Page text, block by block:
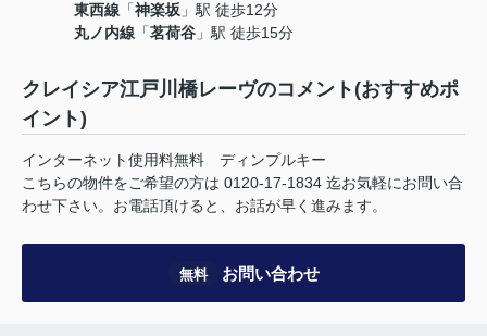
東西線 「神楽坂 」駅 徒歩12分
丸ノ内線 「茗荷谷 」駅 徒歩15分
クレイシア江戸川橋レーヴのコメント(おすすめポ
イント)
インターネット使用料無料 ディンプルキー
こちらの物件をご希望の方は 0120-17-1834 迄お気軽にお問い合
わせ下さい。お電話頂けると、お話が早く進みます。
無料 お問い合わせ